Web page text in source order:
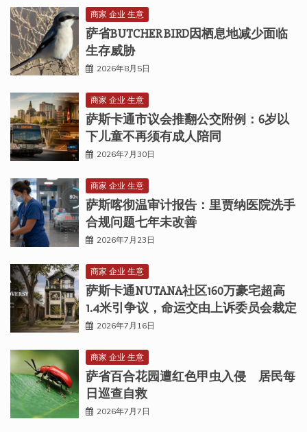
商家 企业 生意
萨省BUTCHER BIRD因栖息地减少面临
生存威胁
2026年8月5日
商家 企业 生意
萨斯卡通市议会推翻公交附例：6岁以
下儿童不再须有成人陪同
2026年7月30日
商家 企业 生意
萨斯喀彻温审计报告：里贾纳医院洗手
合规问题七年未改善
2026年7月23日
商家 企业 生意
萨斯卡通NUTANA社区160万豪宅超高
1.4米引争议，命运交由上诉委员会裁定
2026年7月16日
商家 企业 生意
萨省百合花园遭红色甲虫入侵 居民每
日巡查自救
2026年7月7日